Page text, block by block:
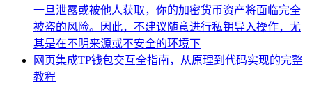
一旦泄露或被他人获取，你的加密货币资产将面临完全
被盗的风险。因此，不建议随意进行私钥导入操作，尤
其是在不明来源或不安全的环境下
网页集成TP钱包交互全指南，从原理到代码实现的完整
教程